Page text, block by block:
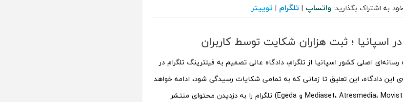
به اشتراک بگذارید: واتساپ | تلگرام | توییتر
اسپانیا ؛ ثبت هزاران شکایت توسط کاربران
اصلی کشور اسپانیا از تلگرام، دادگاه عالی تصمیم به فیلترینگ تلگرام در
این دادگاه، این تعلیق تا زمانی که به تمامی شکایات رسیدگی شود، ادامه خواهد
این چهار گروه (Mediaset، Atresmedia، Movistar و Egeda) تلگرام را به دزدیدن محتوای منتشر